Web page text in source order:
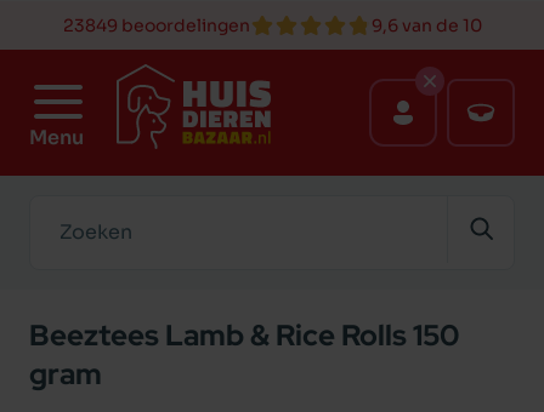
23849 beoordelingen 9,6 van de 10
Menu
Beeztees Lamb & Rice Rolls 150
gram